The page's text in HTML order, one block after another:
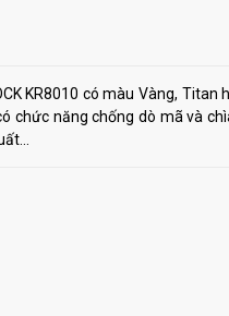
KR8010 có màu Vàng, Titan
chức năng chống dò mã và